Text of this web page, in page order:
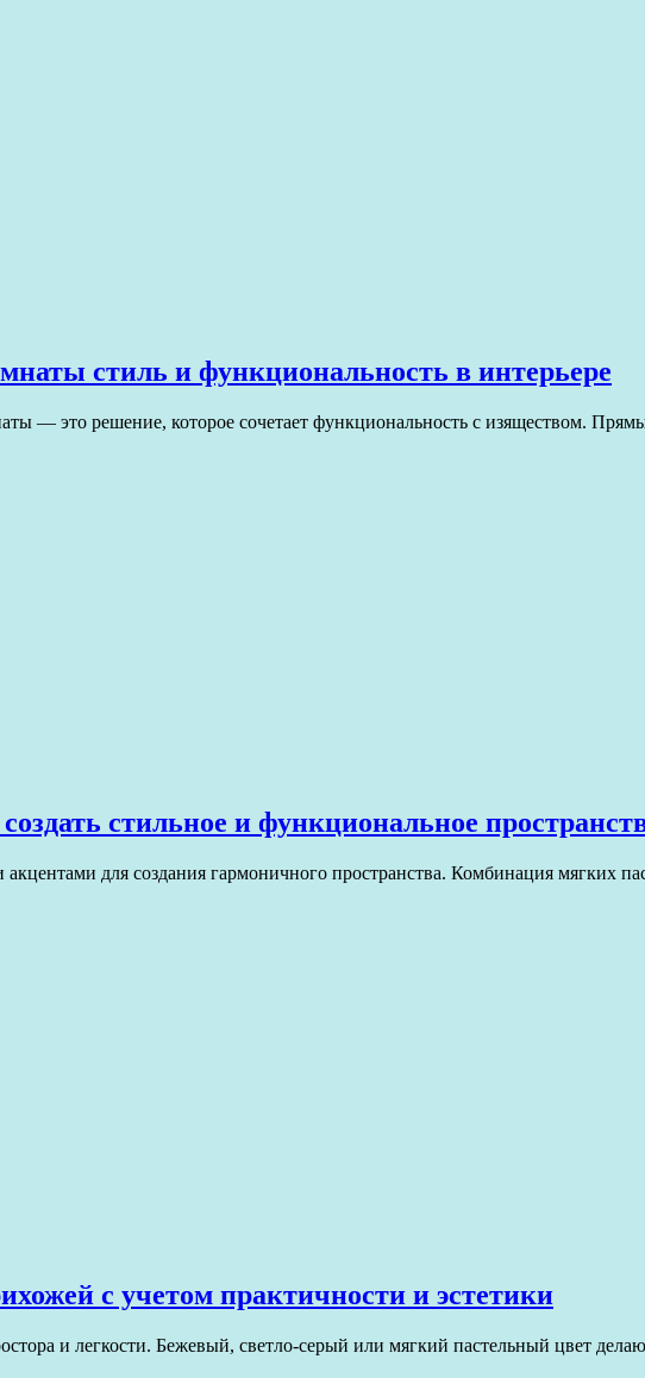
стиль и функциональность в интерьере
— это решение, которое сочетает функциональность с изяществом.
стильное и функциональное
для создания гармоничного пространства. Комбинация мягких
с учетом практичности и эстетики
и легкости. Бежевый, светло-серый или мягкий пастельный цвет